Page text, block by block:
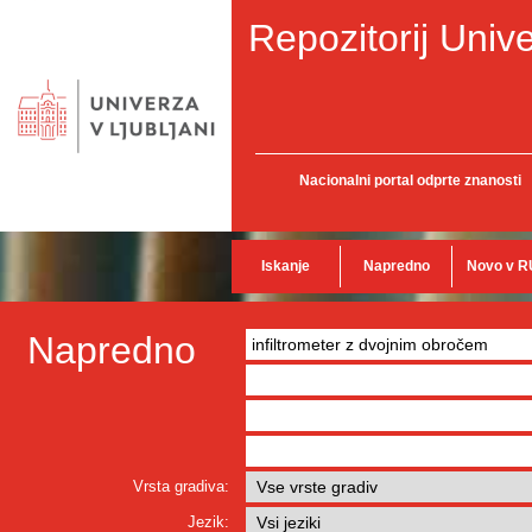
Repozitorij
Nacionalni portal odprte znanosti
Iskanje Napredno Novo v
Napredno
Vrsta gradiva:
Jezik: